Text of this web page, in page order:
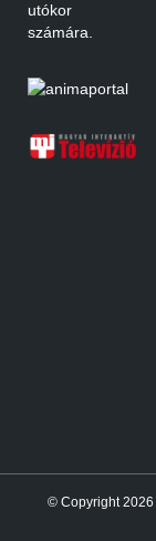
utókor
számára.
© Copyright 2026